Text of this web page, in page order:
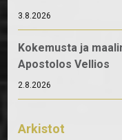
3.8.2026
Kokemusta ja
Apostolos Vellios
2.8.2026
Arkistot